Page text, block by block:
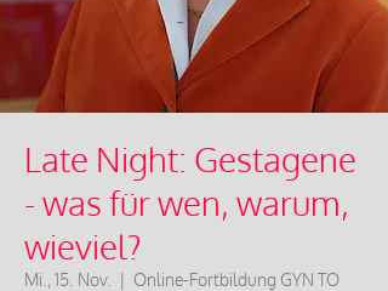
Late Night: Gestagene
- was für wen, warum,
wieviel?
Mi., 15. Nov.
  |
Online-Fortbildung GYN TO